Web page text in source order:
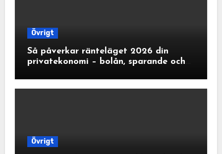
Övrigt
Så påverkar ränteläget 2026 din
privatekonomi – bolån, sparande och
Övrigt